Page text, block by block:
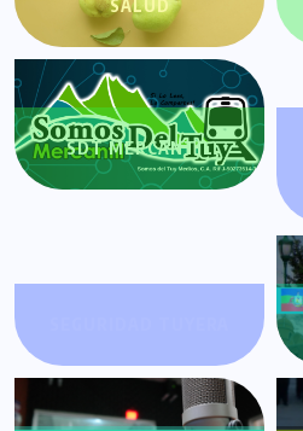
SALUD
SDT MERCANTIL